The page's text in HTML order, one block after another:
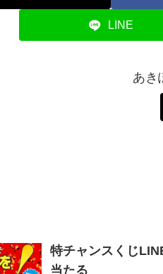
LINE
あき
特チャンスくじ
当たる